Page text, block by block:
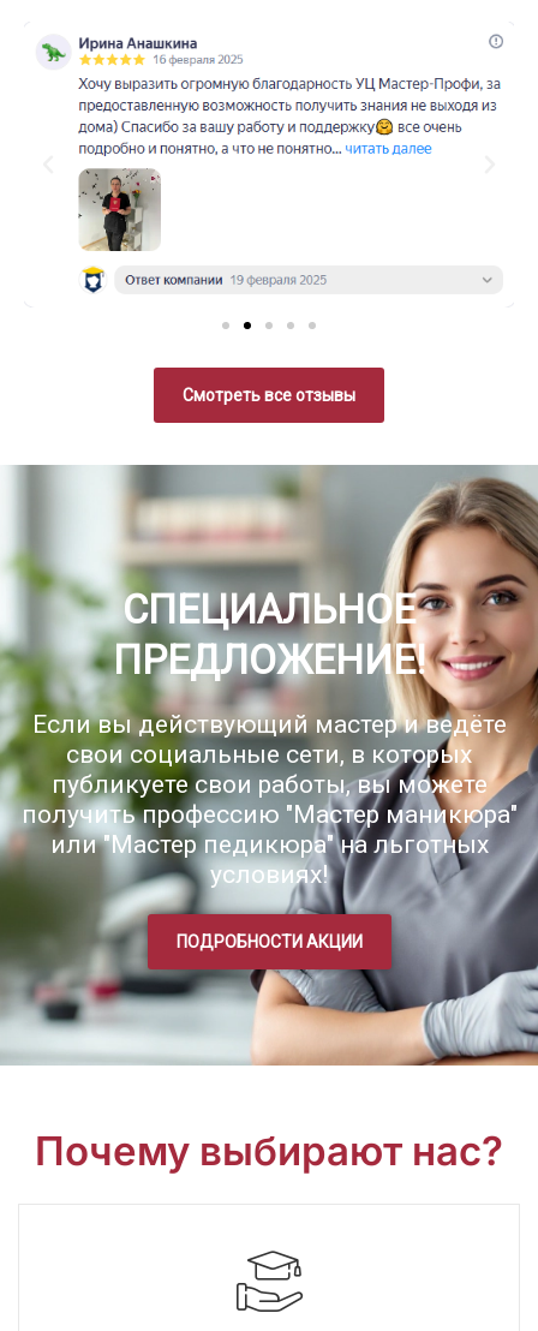
Смотреть все отзывы
СПЕЦИАЛЬНОЕ
ПРЕДЛОЖЕНИЕ!
Если вы действующий мастер и ведёте
свои социальные сети, в которых
публикуете свои работы, вы можете
получить профессию "Мастер маникюра"
или "Мастер педикюра" на льготных
условиях!
ПОДРОБНОСТИ АКЦИИ
Почему выбирают нас?